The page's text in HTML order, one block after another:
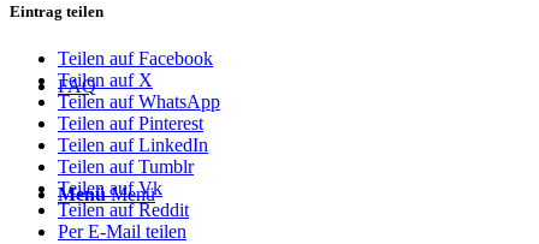
FAQ
Menü Menü
Eintrag teilen
Teilen auf Facebook
Teilen auf X
Teilen auf WhatsApp
Teilen auf Pinterest
Teilen auf LinkedIn
Teilen auf Tumblr
Teilen auf Vk
Teilen auf Reddit
Per E-Mail teilen